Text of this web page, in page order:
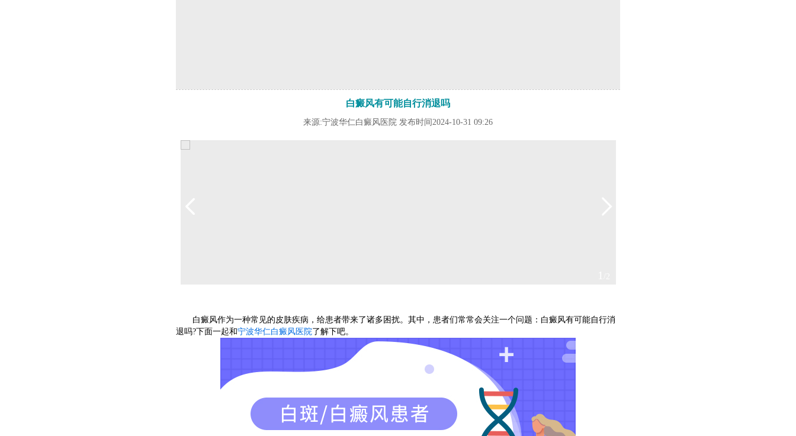
白癜风有可能自行消退吗
来源:宁波华仁白癜风医院 发布时间2024-10-31 09:26
白癜风作为一种常见的皮肤疾病，给患者带来了诸多困扰。其中，患者们常常会关注一个问题：白癜风有可能自行消
退吗?下面一起和宁波华仁白癜风医院了解下吧。